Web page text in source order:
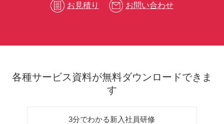
お見積り お問い合わせ
各種サービス資料が無料ダウンロードできま
す
3分でわかる新入社員研修